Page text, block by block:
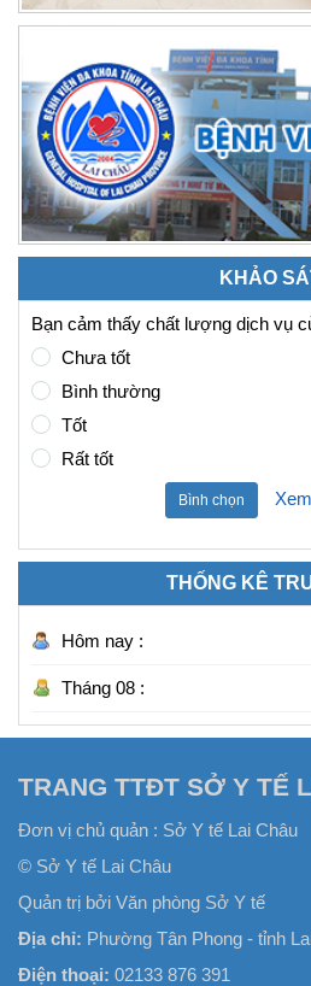
KHẢO
Bạn cảm thấy chất lượng dịch vụ
Chưa tốt
Bình thường
Tốt
Rất tốt
Bình chọn
THỐNG KÊ
Hôm nay :
Tháng 08 :
TRANG TTĐT SỞ Y TẾ
Đơn vị chủ quản : Sở Y tế Lai Châu
© Sở Y tế Lai Châu
Quản trị bởi Văn phòng Sở Y tế
Địa chỉ: Phường Tân Phong - tỉnh
Điện thoại: 02133 876 391